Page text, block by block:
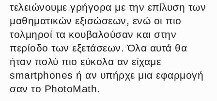
τελειώνουμε γρήγορα με την επίλυση των
μαθηματικών εξισώσεων, ενώ οι πιο
τολμηροί τα κουβαλούσαν και στην
περίοδο των εξετάσεων. Όλα αυτά θα
ήταν πολύ πιο εύκολα αν είχαμε
smartphones ή αν υπήρχε μια εφαρμογή
σαν το PhotoMath.